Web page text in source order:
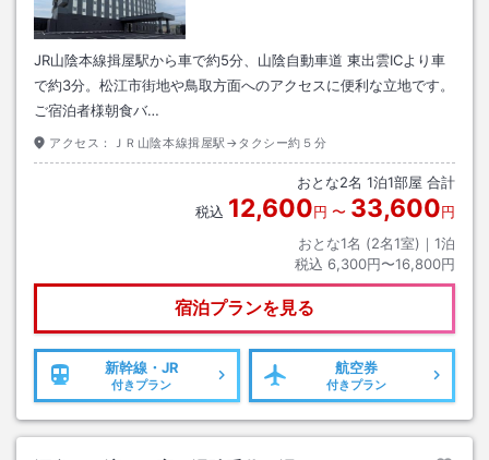
JR山陰本線揖屋駅から車で約5分、山陰自動車道 東出雲ICより車
で約3分。松江市街地や鳥取方面へのアクセスに便利な立地です。
ご宿泊者様朝食バ…
アクセス： ＪＲ山陰本線揖屋駅→タクシー約５分
おとな2名 1泊1部屋 合計
税込 12,600円 〜 33,600円
おとな1名 (2名1室)｜ 1泊
税込 6,300円〜16,800円
宿泊プランを見る
新幹線・JR
付きプラン
航空券
付きプラン